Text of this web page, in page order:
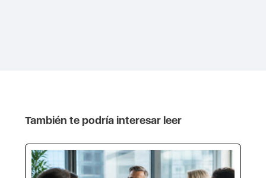
También te podría interesar leer